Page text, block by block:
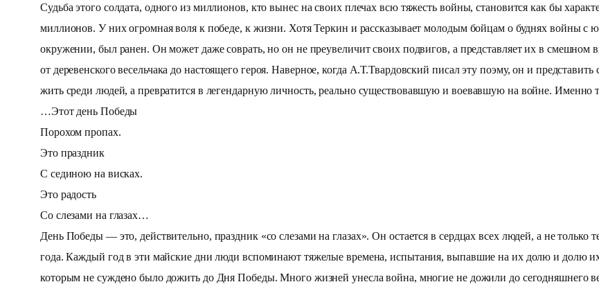
Судьба этого солдата, одного из миллионов, кто вынес на своих плечах всю тяжесть войны, становится как бы
миллионов. У них огромная воля к победе, к жизни. Хотя Теркин и рассказывает молодым бойцам о буднях войны
окружении, был ранен. Он может даже соврать, но он не преувеличит своих подвигов, а представляет их в смешном
от деревенского весельчака до настоящего героя. Наверное, когда А.Т.Твардовский писал эту поэму, он и
жить среди людей, а превратится в легендарную личность, реально существовавшую и воевавшую на войне.
…Этот день Победы
Порохом пропах.
Это праздник
С сединою на висках.
Это радость
Со слезами на глазах…
День Победы — это, действительно, праздник «со слезами на глазах». Он остается в сердцах всех людей, а не
года. Каждый год в эти майские дни люди вспоминают тяжелые времена, испытания, выпавшие на их долю и долю
которым не суждено было дожить до Дня Победы. Много жизней унесла война, многие не дожили до сегодняшнего